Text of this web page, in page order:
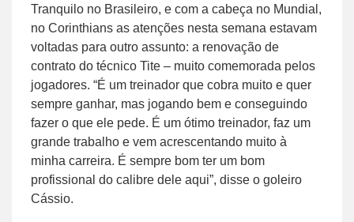
Tranquilo no Brasileiro, e com a cabeça no Mundial,
no Corinthians as atenções nesta semana estavam
voltadas para outro assunto: a renovação de
contrato do técnico Tite – muito comemorada pelos
jogadores. “É um treinador que cobra muito e quer
sempre ganhar, mas jogando bem e conseguindo
fazer o que ele pede. É um ótimo treinador, faz um
grande trabalho e vem acrescentando muito à
minha carreira. É sempre bom ter um bom
profissional do calibre dele aqui”, disse o goleiro
Cássio.